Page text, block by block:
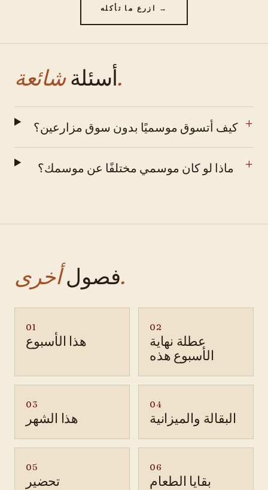
ازرع ما تأكله →
أسئلةشائعة.
كيف أتسوق موسميًا بدون سوق مزارعين؟
ماذا لو كان موسمي مختلفًا عن موسمك؟
فصولأخرى.
01
هذا الأسبوع
02
عطلة نهاية
الأسبوع هذه
03
هذا الشهر
04
البقالة والميزانية
05
تحضير
06
بقايا الطعام